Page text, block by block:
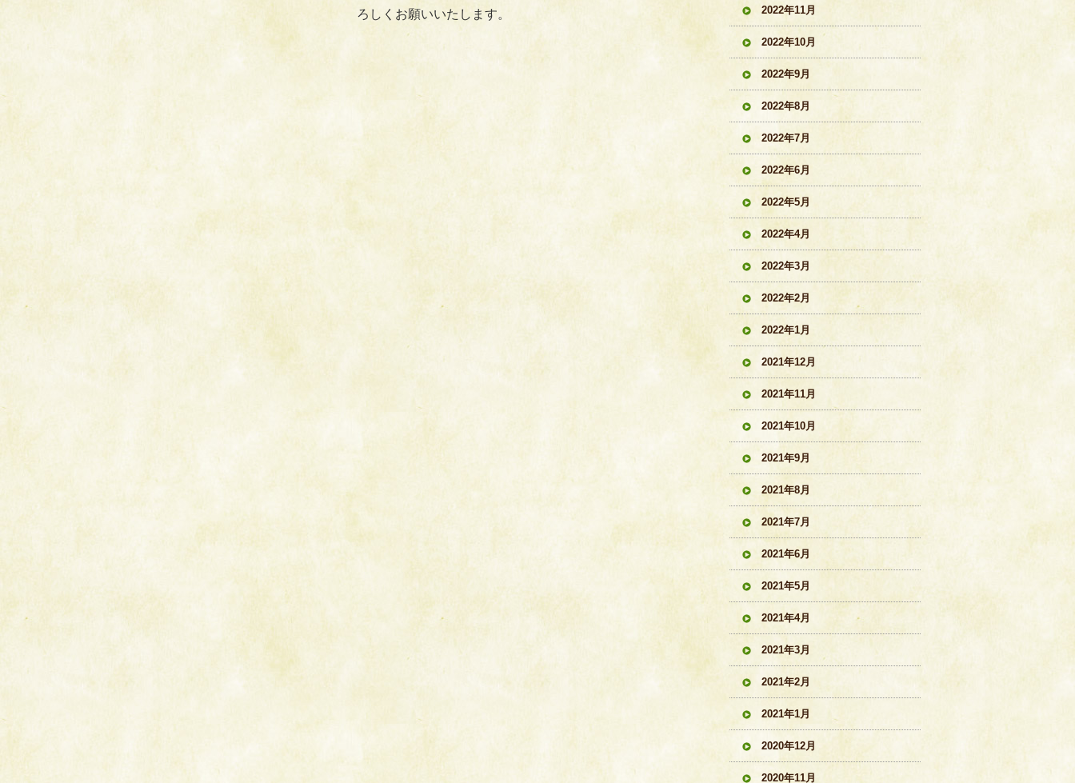
ろしくお願いいたします。
2022年11月
2022年10月
2022年9月
2022年8月
2022年7月
2022年6月
2022年5月
2022年4月
2022年3月
2022年2月
2022年1月
2021年12月
2021年11月
2021年10月
2021年9月
2021年8月
2021年7月
2021年6月
2021年5月
2021年4月
2021年3月
2021年2月
2021年1月
2020年12月
2020年11月